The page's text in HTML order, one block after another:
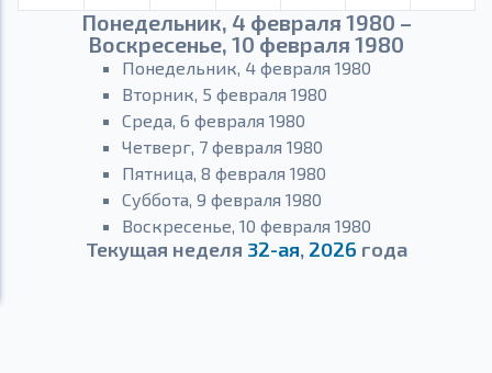
Понедельник, 4 февраля 1980 –
Воскресенье, 10 февраля 1980
Понедельник, 4 февраля 1980
Вторник, 5 февраля 1980
Среда, 6 февраля 1980
Четверг, 7 февраля 1980
Пятница, 8 февраля 1980
Суббота, 9 февраля 1980
Воскресенье, 10 февраля 1980
Текущая неделя 32-ая, 2026 года